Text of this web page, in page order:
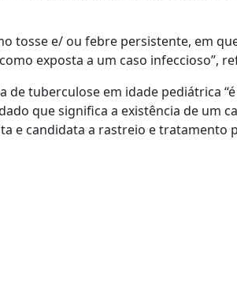
tosse e/ ou febre persistente, em
exposta a um caso infeccioso”,
de tuberculose em idade pediátrica
que significa a existência de um
e candidata a rastreio e tratamento